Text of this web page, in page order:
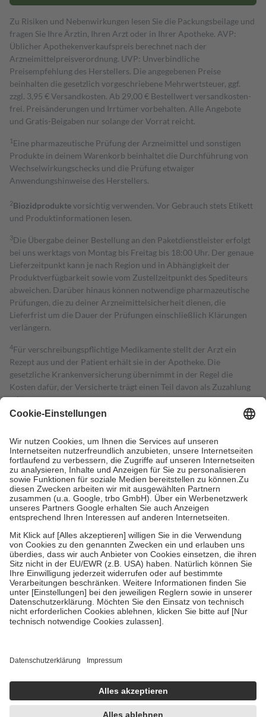
Zu Risiken und Nebenwirkungen lesen Sie die Packungsbeilage und
fragen Sie Ihre Ärztin, Ihren Arzt oder in Ihrer Apotheke. AVP:
Üblicher Apothekenverkaufspreis berechnet nach der
Arzneimittelpreisverordnung. UVP: Unverbindliche
Preisempfehlung des Herstellers. Die angegebenen Preise
beinhalten die gesetzlich vorgeschriebene Mehrwertsteuer, ggf.
zzgl. 3,95 € Versandkosten. Ab 29,00 € Bestell­wert versand­kosten­
frei. Preisänderungen und Irrtümer vorbehalten. Alle Angebote
und Gratis-Beigaben nur solange der Vorrat reicht.
1 Eine pharmazeutische Prüfung der Arzneimittel und sonstigen
Produkte in deinem Warenkorb beinhaltet die Durchführung von
Wechselwirkungschecks und die Prüfung etwaiger
Anwendungshinweise des Herstellers.
2Biozidproduktevorsichtig verwenden. Vor Gebrauch stets Etikett
und Produktinformationen lesen.
3Die Übergabe deiner Bestellung an den Paketdienstleister erfolgt
bei uns werktags von Montag bis Freitag bis 18:00 Uhr. Der genaue
Lieferzeitpunkt kann je nach Region und in Abhängigkeit der
Produktverfügbarkeit sowie vom Zustellzeitpunkt des Spediteurs
abweichen. Darüber hinaus können notwendige pharmazeutische
Prüfungen, die zu deiner Arzneimittelsicherheit dienen, die
Lieferfrist um die Dauer der Prüfungen einschließlich Klärungen
verlängern.
4Für verschreibungspflichtige Medikamente stellt der Arzt ein
Rezept aus und der Patient erhält sie in der Apotheke. Die
gesetzliche Krankenversicherung übernimmt in der Regel die
Kosten dafür, der Versicherte trägt einen Teil davon als Zuzahlung
mit.
Grundsätzlich leisten Mitglieder Zuzahlungen in Höhe von zehn
höchstens zehn Euro.
Es sind jedoch nie mehr als die tatsächlichen
Kosten der Leistung zu entrichten.
Diese Regeln gelten grundsätzlich auch für Online-Apotheken.
Bei Heilmitteln und häuslicher Krankenpflege beträgt die
Zuzahlung zehn Prozent der Kosten sowie zehn Euro je
Verordnung.
Um das Engagement der Versicherten für ihre eigene Gesundheit zu
stärken und die besondere Stellung der Familie zu unterstützen,
fallenkeine Zuzahlungenan bei:
• Kindern und Jugendlichen bis zum vollendeten 18. Lebensjahr
mit Ausnahme der Fahrkosten
• Untersuchungen zur Vorsorge und Früherkennung, die von der
GKV getragen werden
• empfohlenen Schutzimpfungen
• Harn- und Blutteststreifen
getroffen, um sicherzustellen, dass es sich um echte Bewertungen
https://help.etrusted.com/hc/de/articles/4419944605341
Einige Bilder und Inhalte wurden unter Zuhilfenahme künstlicher